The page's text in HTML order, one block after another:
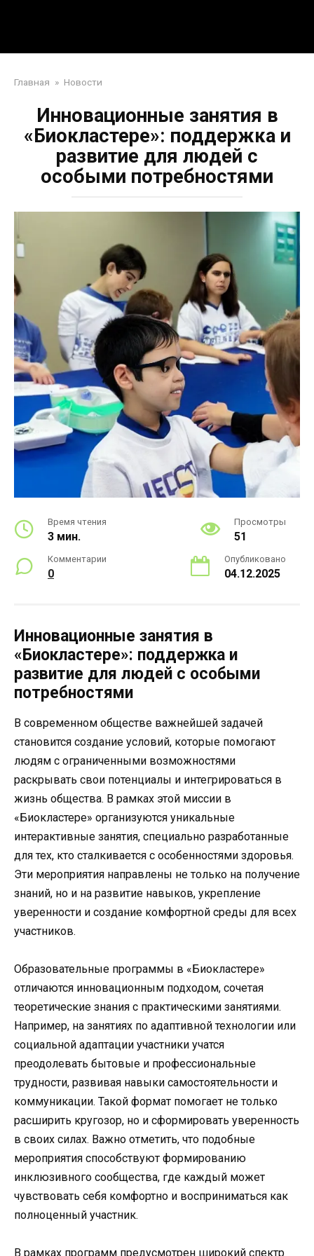
Главная » Новости
Инновационные занятия в
«Биокластере»: поддержка и
развитие для людей с
особыми потребностями
Время чтения
3 мин.
Просмотры
51
Комментарии
0
Опубликовано
04.12.2025
Инновационные занятия в
«Биокластере»: поддержка и
развитие для людей с особыми
потребностями
В современном обществе важнейшей задачей
становится создание условий, которые помогают
людям с ограниченными возможностями
раскрывать свои потенциалы и интегрироваться в
жизнь общества. В рамках этой миссии в
«Биокластере» организуются уникальные
интерактивные занятия, специально разработанные
для тех, кто сталкивается с особенностями здоровья.
Эти мероприятия направлены не только на получение
знаний, но и на развитие навыков, укрепление
уверенности и создание комфортной среды для всех
участников.
Образовательные программы в «Биокластере»
отличаются инновационным подходом, сочетая
теоретические знания с практическими занятиями.
Например, на занятиях по адаптивной технологии или
социальной адаптации участники учатся
преодолевать бытовые и профессиональные
трудности, развивая навыки самостоятельности и
коммуникации. Такой формат помогает не только
расширить кругозор, но и сформировать уверенность
в своих силах. Важно отметить, что подобные
мероприятия способствуют формированию
инклюзивного сообщества, где каждый может
чувствовать себя комфортно и восприниматься как
полноценный участник.
В рамках программ предусмотрен широкий спектр